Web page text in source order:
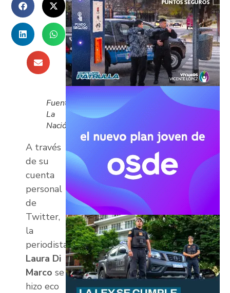
Fuente:
La
Nación
A través
de su
cuenta
personal
de
Twitter,
la
periodista
Laura Di
Marco se
hizo eco